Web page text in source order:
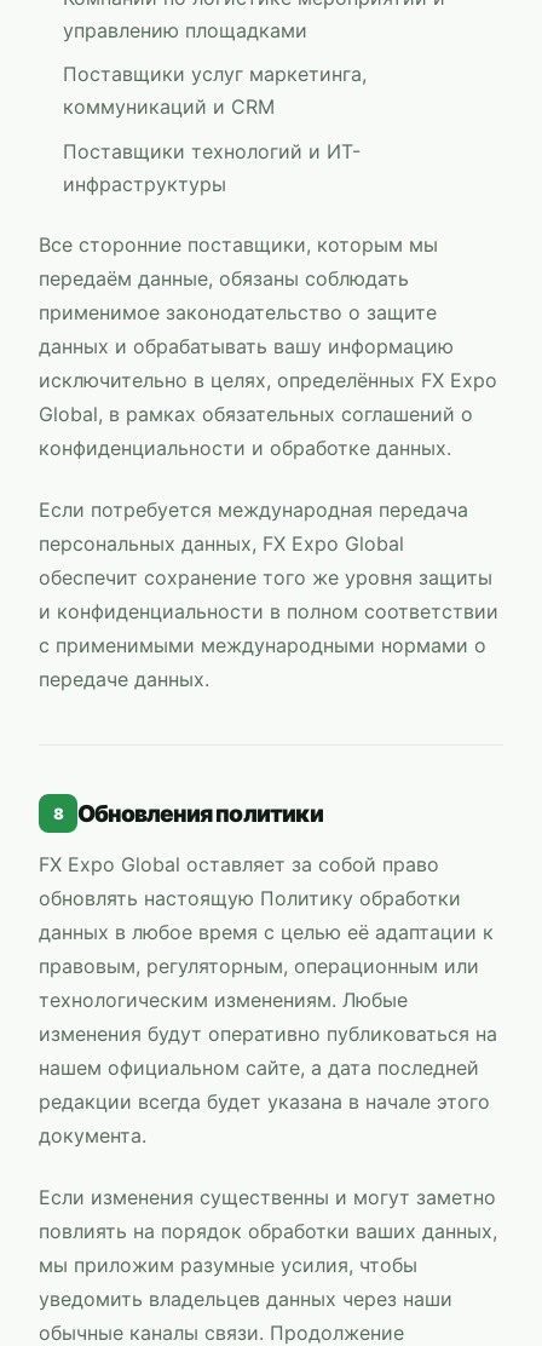
управлению площадками
Поставщики услуг маркетинга,
коммуникаций и CRM
Поставщики технологий и ИТ-
инфраструктуры
Все сторонние поставщики, которым мы
передаём данные, обязаны соблюдать
применимое законодательство о защите
данных и обрабатывать вашу информацию
исключительно в целях, определённых FX Expo
Global, в рамках обязательных соглашений о
конфиденциальности и обработке данных.
Если потребуется международная передача
персональных данных, FX Expo Global
обеспечит сохранение того же уровня защиты
и конфиденциальности в полном соответствии
с применимыми международными нормами о
передаче данных.
8 Обновления политики
FX Expo Global оставляет за собой право
обновлять настоящую Политику обработки
данных в любое время с целью её адаптации к
правовым, регуляторным, операционным или
технологическим изменениям. Любые
изменения будут оперативно публиковаться на
нашем официальном сайте, а дата последней
редакции всегда будет указана в начале этого
документа.
Если изменения существенны и могут заметно
повлиять на порядок обработки ваших данных,
мы приложим разумные усилия, чтобы
уведомить владельцев данных через наши
обычные каналы связи. Продолжение